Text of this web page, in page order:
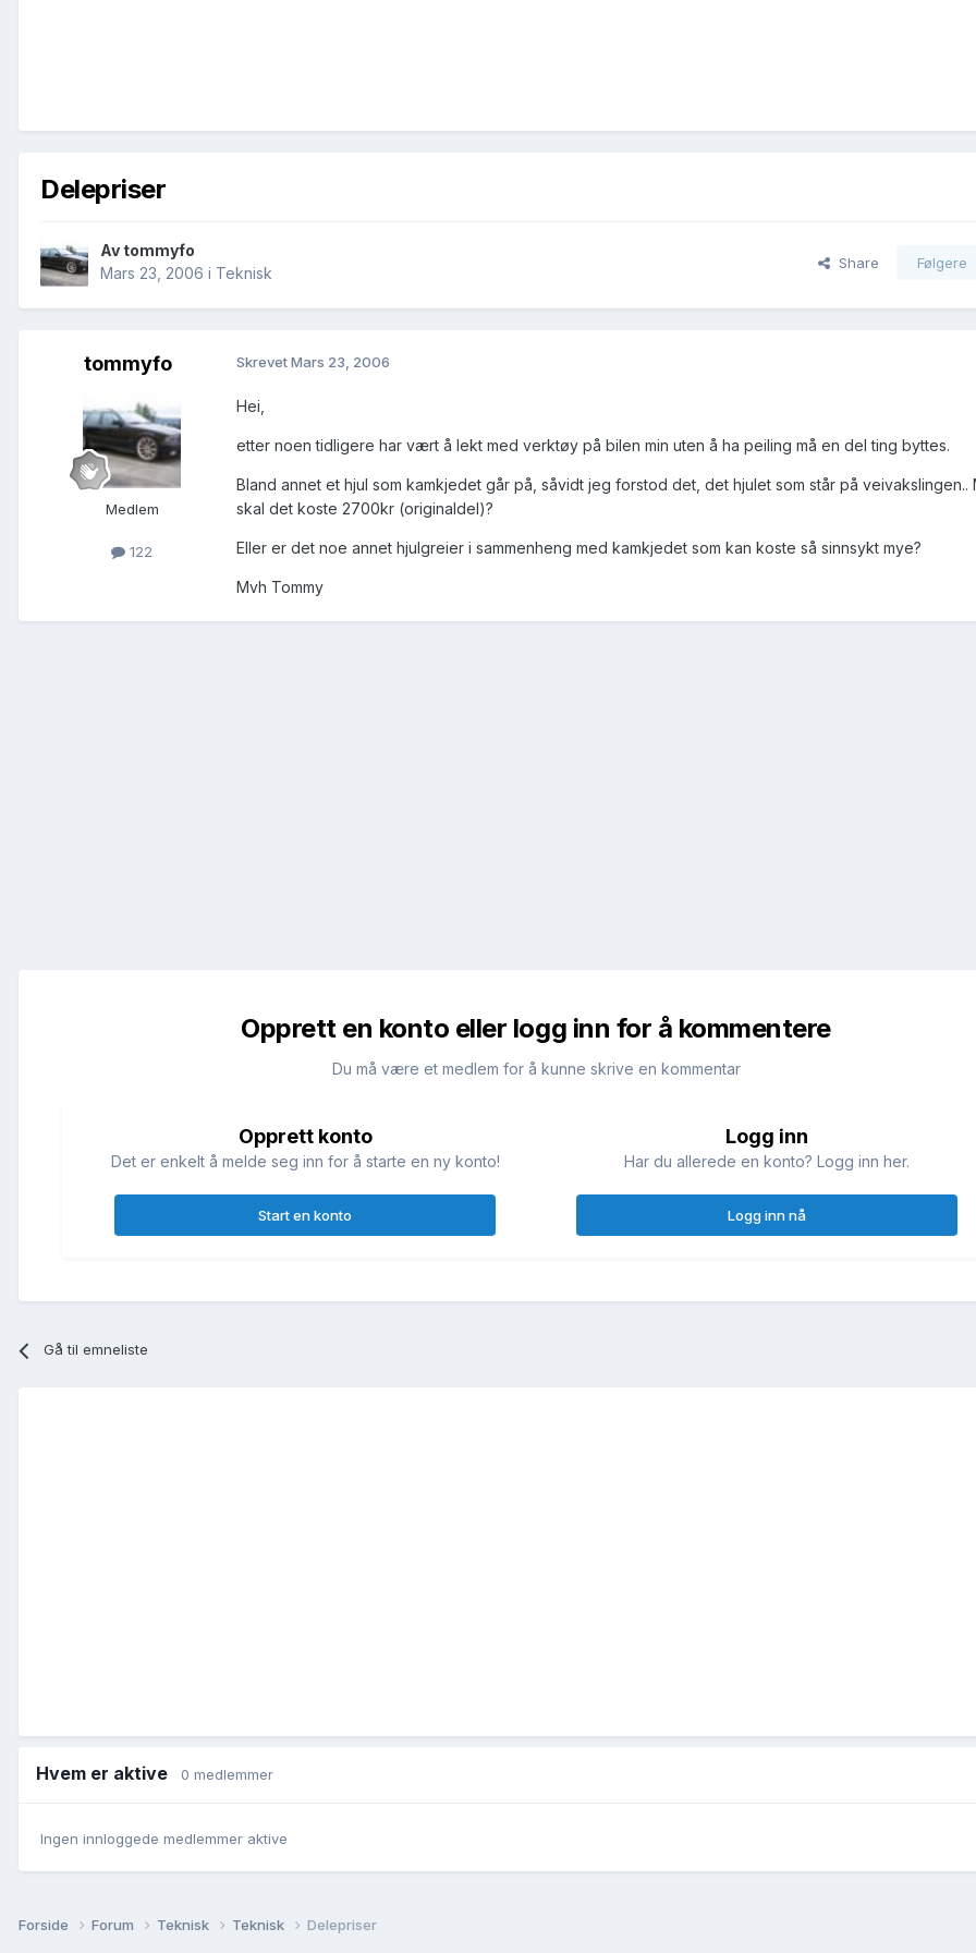
Delepriser
Av tommyfo
Mars 23, 2006 i Teknisk
Share Følgere
tommyfo
Medlem
122
SkrevetMars 23, 2006
Hei,
etter noen tidligere har vært å lekt med verktøy på bilen min uten å ha peiling må en del ting byttes.
Bland annet et hjul som kamkjedet går på, såvidt jeg forstod det, det hjulet som står på veivakslingen..
skal det koste 2700kr (originaldel)?
Eller er det noe annet hjulgreier i sammenheng med kamkjedet som kan koste så sinnsykt mye?
Mvh Tommy
Opprett en konto eller logg inn for å kommentere
Du må være et medlem for å kunne skrive en kommentar
Opprett konto
Det er enkelt å melde seg inn for å starte en ny konto!
Start en konto
Logg inn
Har du allerede en konto? Logg inn her.
Logg inn nå
Gå til emneliste
Hvem er aktive 0 medlemmer
Ingen innloggede medlemmer aktive
Forside Forum Teknisk Teknisk Delepriser